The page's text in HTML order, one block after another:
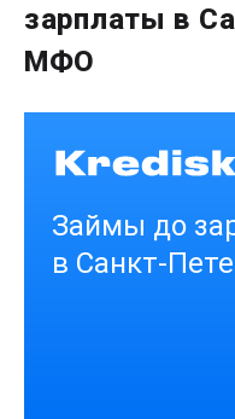
Сумма
зарплаты в
МФО